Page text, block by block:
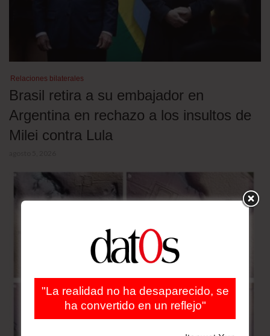
Relaciones bilaterales
Brasil retira a su embajador en
Argentina en rechazo a los insultos de
Milei contra Lula
"La realidad no ha desaparecido, se
ha convertido en un reflejo"